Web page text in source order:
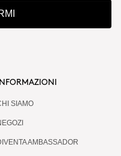
INFORMAZIONI
SIAMO
AMBASSADOR